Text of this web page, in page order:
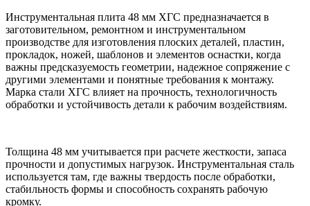
Инструментальная плита 48 мм ХГС предназначается в
заготовительном, ремонтном и инструментальном
производстве для изготовления плоских деталей, пластин,
прокладок, ножей, шаблонов и элементов оснастки, когда
важны предсказуемость геометрии, надежное сопряжение с
другими элементами и понятные требования к монтажу.
Марка стали ХГС влияет на прочность, технологичность
обработки и устойчивость детали к рабочим воздействиям.
Толщина 48 мм учитывается при расчете жесткости, запаса
прочности и допустимых нагрузок. Инструментальная сталь
используется там, где важны твердость после обработки,
стабильность формы и способность сохранять рабочую
кромку.